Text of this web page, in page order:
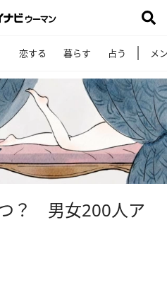
恋する 暮らす 占う メ
？ 男女200人ア